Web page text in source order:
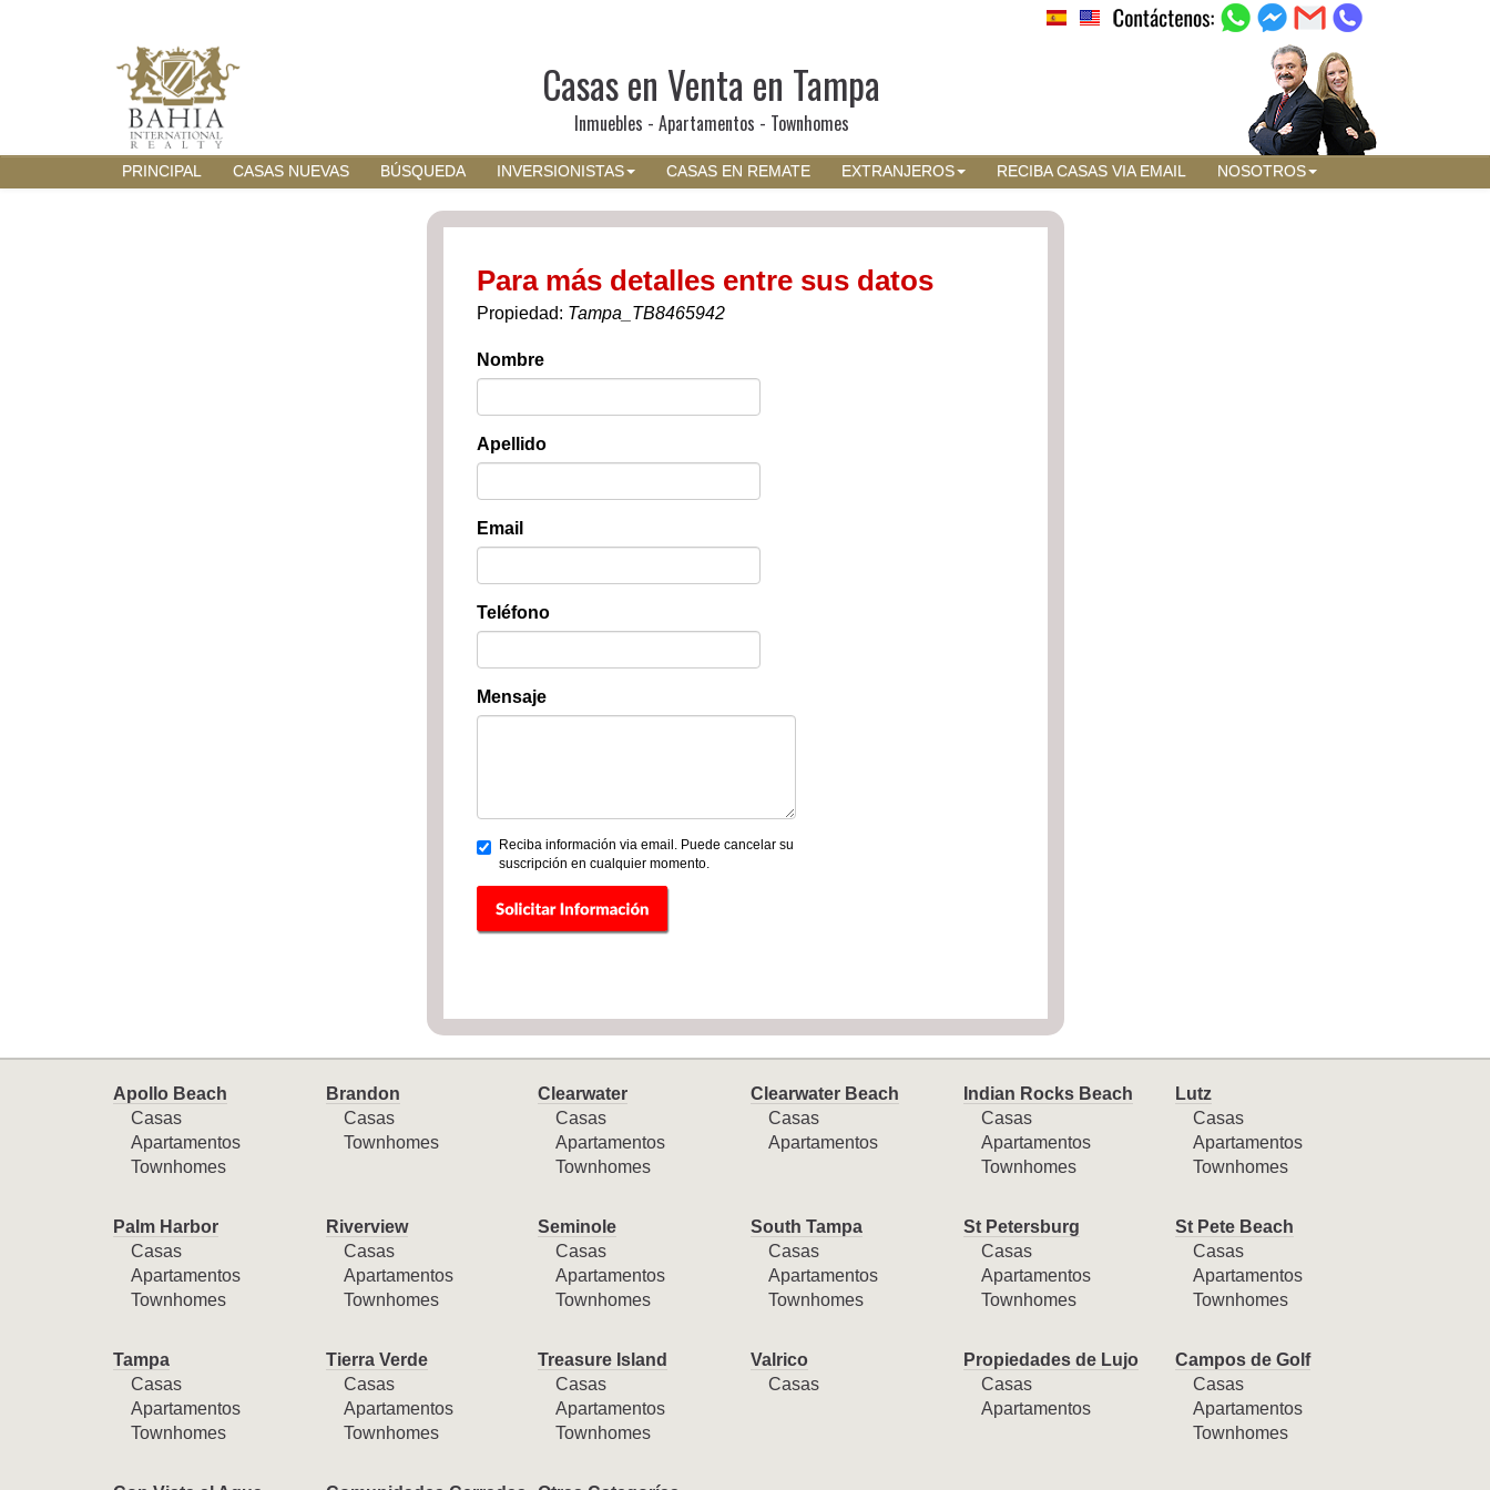
Casas en Venta en Tampa
Inmuebles - Apartamentos - Townhomes
PRINCIPAL CASAS NUEVAS BÚSQUEDA INVERSIONISTAS CASAS EN REMATE EXTRANJEROS RECIBA CASAS VIA EMAIL NOSOTROS
Para más detalles entre sus datos
Propiedad: Tampa_TB8465942
Nombre
Apellido
Email
Teléfono
Mensaje
Reciba información via email. Puede cancelar su
suscripción en cualquier momento.
Apollo Beach
Casas
Apartamentos
Townhomes
Brandon
Casas
Townhomes
Clearwater
Casas
Apartamentos
Townhomes
Clearwater Beach
Casas
Apartamentos
Indian Rocks Beach
Casas
Apartamentos
Townhomes
Lutz
Casas
Apartamentos
Townhomes
Palm Harbor
Casas
Apartamentos
Townhomes
Riverview
Casas
Apartamentos
Townhomes
Seminole
Casas
Apartamentos
Townhomes
South Tampa
Casas
Apartamentos
Townhomes
St Petersburg
Casas
Apartamentos
Townhomes
St Pete Beach
Casas
Apartamentos
Townhomes
Tampa
Casas
Apartamentos
Townhomes
Tierra Verde
Casas
Apartamentos
Townhomes
Treasure Island
Casas
Apartamentos
Townhomes
Valrico
Casas
Propiedades de Lujo
Casas
Apartamentos
Campos de Golf
Casas
Apartamentos
Townhomes